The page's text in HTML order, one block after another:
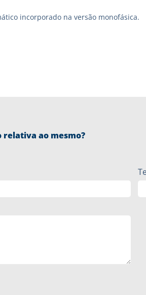
incorporado na versão monofásica.
relativa ao mesmo?